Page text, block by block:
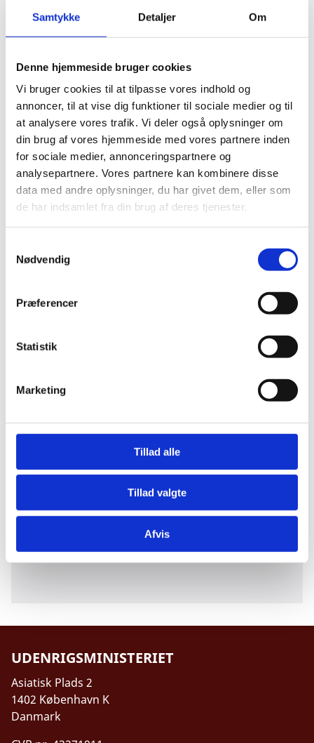
Samtykke Detaljer Om
Denne hjemmeside bruger cookies
Vi bruger cookies til at tilpasse vores indhold og
annoncer, til at vise dig funktioner til sociale medier og til
at analysere vores trafik. Vi deler også oplysninger om
din brug af vores hjemmeside med vores partnere inden
for sociale medier, annonceringspartnere og
analysepartnere. Vores partnere kan kombinere disse
data med andre oplysninger, du har givet dem, eller som
de har indsamlet fra din brug af deres tjenester.
Nødvendig
Præferencer
Statistik
Marketing
Tillad alle
Tillad valgte
Afvis
udviklingssamarbejdet er støtte til medier,
der oplyser og engagerer danskerne i
Børnenes U-landskalender
Den traditionsrige julekalender har gjort en
forskel for børn i lande verden over i 60 år.
Samtidig har samarbejdet mellem
Udenrigsministeriet, Danmarks Radio og
danske NGOer engageret tusindvis af...
Magasinet 360°
Magasinet 360º udgives ikke længere. Læs
om magasinet og dyk ned i tidligere udgaver
Danskernes holdninger og kendskab
til udviklingsbistand
Udenrigsministeriet får årligt gennemført en
befolkningsmåling af danskernes holdninger
udviklingssamarbejde og FN's verdensmål.
Danidas Verdensbilledlegat
Danidas Verdensbilledlegat uddeles ikke
længere men blev finansieret af
Udenrigsministeriets Oplysningspulje og har
UDENRIGSMINISTERIET
Asiatisk Plads 2
1402 København K
Danmark